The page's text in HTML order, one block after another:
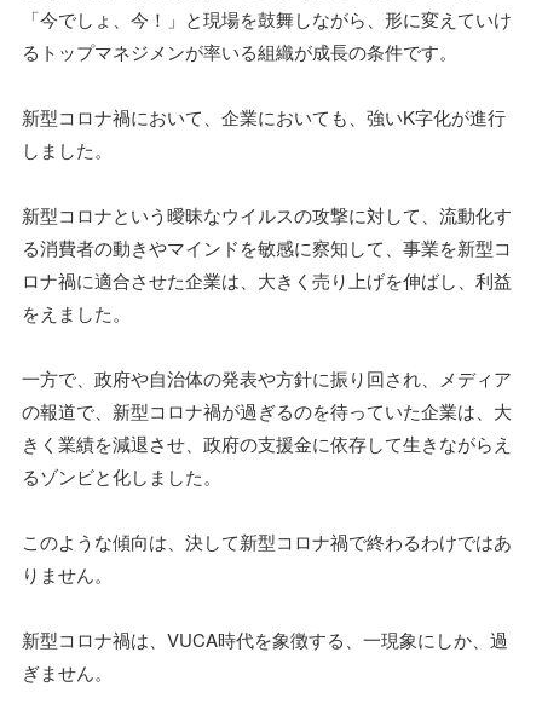
「今でしょ、今！」と現場を鼓舞しながら、形に変えていけ
るトップマネジメンが率いる組織が成長の条件です。
新型コロナ禍において、企業においても、強いK字化が進行
しました。
新型コロナという曖昧なウイルスの攻撃に対して、流動化す
る消費者の動きやマインドを敏感に察知して、事業を新型コ
ロナ禍に適合させた企業は、大きく売り上げを伸ばし、利益
をえました。
一方で、政府や自治体の発表や方針に振り回され、メディア
の報道で、新型コロナ禍が過ぎるのを待っていた企業は、大
きく業績を減退させ、政府の支援金に依存して生きながらえ
るゾンビと化しました。
このような傾向は、決して新型コロナ禍で終わるわけではあ
りません。
新型コロナ禍は、VUCA時代を象徴する、一現象にしか、過
ぎません。